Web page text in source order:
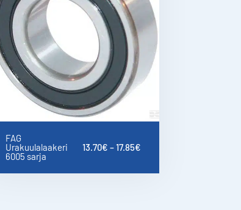
FAG
Urakuulalaakeri
6005 sarja
13.70€ –17.85€